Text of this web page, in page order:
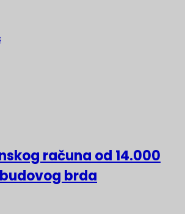
računa od 14.000
brda